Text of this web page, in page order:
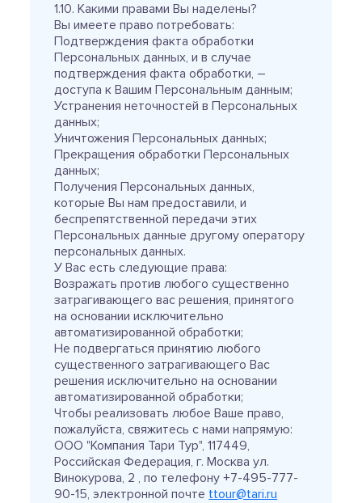
1.10. Какими правами Вы наделены?
Вы имеете право потребовать:
Подтверждения факта обработки
Персональных данных, и в случае
подтверждения факта обработки, –
доступа к Вашим Персональным данным;
Устранения неточностей в Персональных
данных;
Уничтожения Персональных данных;
Прекращения обработки Персональных
данных;
Получения Персональных данных,
которые Вы нам предоставили, и
беспрепятственной передачи этих
Персональных данные другому оператору
персональных данных.
У Вас есть следующие права:
Возражать против любого существенно
затрагивающего вас решения, принятого
на основании исключительно
автоматизированной обработки;
Не подвергаться принятию любого
существенного затрагивающего Вас
решения исключительно на основании
автоматизированной обработки;
Чтобы реализовать любое Ваше право,
пожалуйста, свяжитесь с нами напрямую:
ООО "Компания Тари Тур", 117449,
Российская Федерация, г. Москва ул.
Винокурова, 2 , по телефону +7-495-777-
90-15, электронной почте ttour@tari.ru